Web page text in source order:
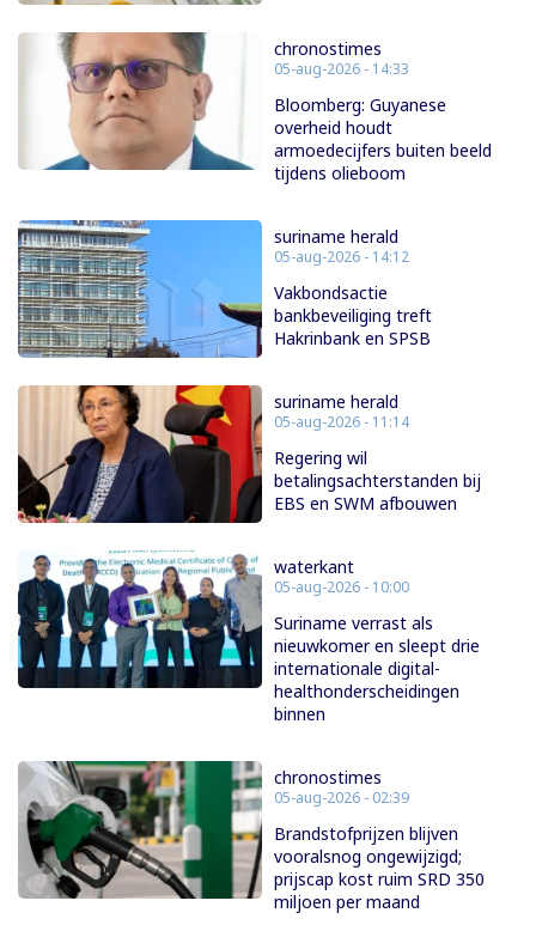
chronostimes
05-aug-2026 - 14:33
Bloomberg: Guyanese
overheid houdt
armoedecijfers buiten beeld
tijdens olieboom
suriname herald
05-aug-2026 - 14:12
Vakbondsactie
bankbeveiliging treft
Hakrinbank en SPSB
suriname herald
05-aug-2026 - 11:14
Regering wil
betalingsachterstanden bij
EBS en SWM afbouwen
waterkant
05-aug-2026 - 10:00
Suriname verrast als
nieuwkomer en sleept drie
internationale digital-
healthonderscheidingen
binnen
chronostimes
05-aug-2026 - 02:39
Brandstofprijzen blijven
vooralsnog ongewijzigd;
prijscap kost ruim SRD 350
miljoen per maand